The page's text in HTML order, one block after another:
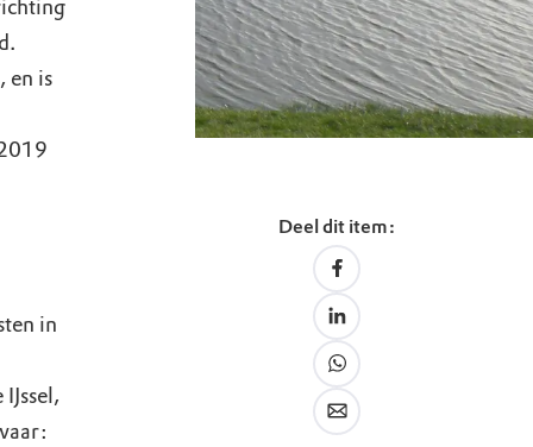
en is
in
Deel dit item: